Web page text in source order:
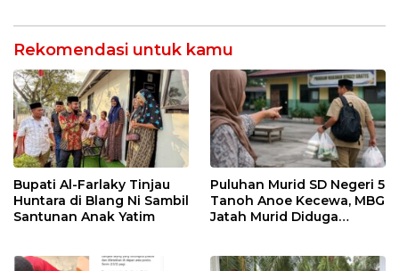
Rekomendasi untuk kamu
Bupati Al-Farlaky Tinjau
Huntara di Blang Ni Sambil
Santunan Anak Yatim
Puluhan Murid SD Negeri 5
Tanoh Anoe Kecewa, MBG
Jatah Murid Diduga